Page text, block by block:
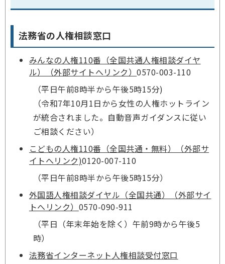
法務省の人権相談窓口
みんなの人権110番（全国共通人権相談ダイヤ
ル）（外部サイトへリンク）0570-003-110
（平日午前8時半から午後5時15分)
（令和7年10月1日から女性の人権ホットライン
が統合されました。自動音声ガイダンスに従い
ご相談ください）
こどもの人権110番（全国共通・無料）（外部サ
イトへリンク)0120-007-110
（平日午前8時半から午後5時15分）
外国語人権相談ダイヤル（全国共通）（外部サイ
トへリンク） 0570-090-911
（平日（年末年始を除く）午前9時から午後5
時）
法務省インターネット人権相談受付窓口